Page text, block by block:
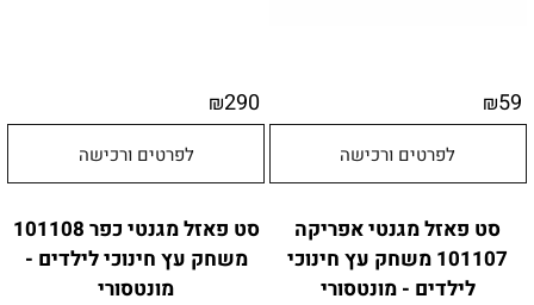
₪59
לפרטים ורכישה
₪290
לפרטים ורכישה
סט פאזל מגנטי אפריקה
101107 משחק עץ חינוכי
לילדים - מונטסורי
סט פאזל מגנטי כפר 101108
משחק עץ חינוכי לילדים -
מונטסורי